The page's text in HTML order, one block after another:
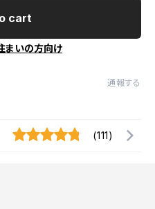
cart
まいの方向け
通報する
(111)